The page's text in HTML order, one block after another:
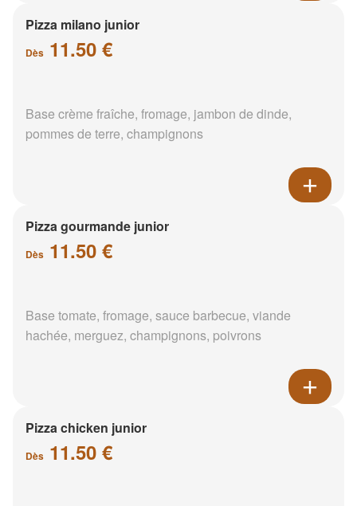
Pizza milano junior
Dès 11.50 €
Base crème fraîche, fromage, jambon de dinde,
pommes de terre, champignons
Pizza gourmande junior
Dès 11.50 €
Base tomate, fromage, sauce barbecue, viande
hachée, merguez, champignons, poivrons
Pizza chicken junior
Dès 11.50 €